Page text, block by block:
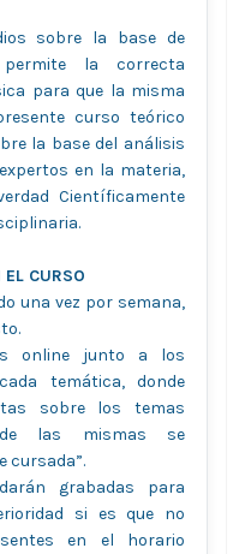
sobre la base de
la correcta
para que la misma
curso teórico
la base del análisis
en la materia,
Científicamente
EL CURSO
una vez por semana,
online junto a los
temática, donde
sobre los temas
las mismas se
cursada”.
grabadas para
si es que no
en el horario